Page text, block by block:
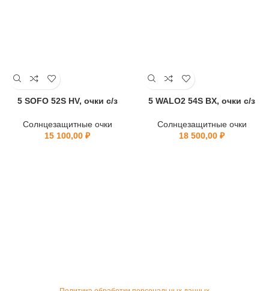
5 SOFO 52S HV, очки с/з
Солнцезащитные очки
15 100,00 ₽
5 WALO2 54S BX, очки с/з
Солнцезащитные очки
18 500,00 ₽